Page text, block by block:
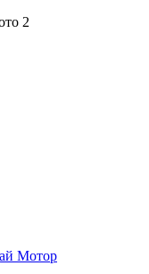
Мотор